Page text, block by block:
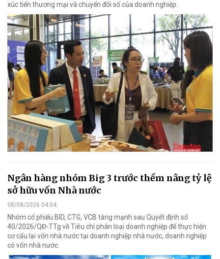
xúc tiến thương mại và chuyển đổi số của doanh nghiệp.
Ngân hàng nhóm Big 3 trước thềm nâng tỷ lệ
sở hữu vốn Nhà nước
08/08/2026 04:04
Nhóm cổ phiếu BID, CTG, VCB tăng mạnh sau Quyết định số
40/2026/QĐ-TTg về Tiêu chí phân loại doanh nghiệp để thực hiện
cơ cấu lại vốn nhà nước tại doanh nghiệp nhà nước, doanh nghiệp
có vốn nhà nước.